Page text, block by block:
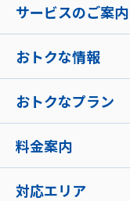
サービスのご案内
おトクな情報
おトクなプラン
料金案内
対応エリア